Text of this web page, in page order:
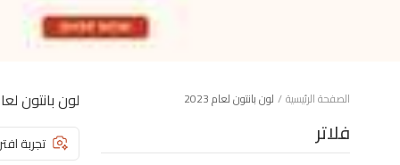
الصفحة الرئيسية/ لون بانتون لعام 2023
فلاتر
لون بانتون لعام
تجربة